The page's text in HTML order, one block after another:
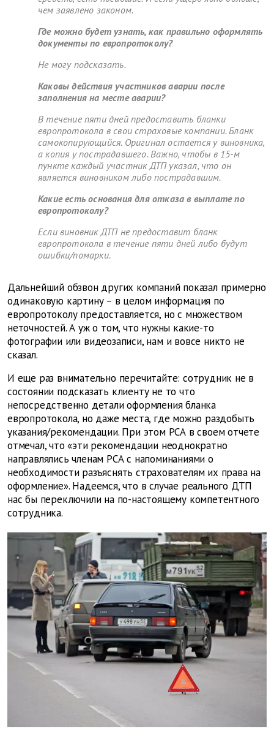
чем заявлено законом.
Где можно будет узнать, как правильно оформлять
документы по европротоколу?
Не могу подсказать.
Каковы действия участников аварии после
заполнения на месте аварии?
В течение пяти дней предоставить бланки
европротокола в свои страховые компании. Бланк
самокопирующийся. Оригинал остается у виновника,
а копия у пострадавшего. Важно, чтобы в 15-м
пункте каждый участник ДТП указал, что он
является виновником либо пострадавшим.
Какие есть основания для отказа в выплате по
европротоколу?
Если виновник ДТП не предоставит бланк
европротокола в течение пяти дней либо будут
ошибки/помарки.
Дальнейший обзвон других компаний показал примерно
одинаковую картину – в целом информация по
европротоколу предоставляется, но с множеством
неточностей. А уж о том, что нужны какие-то
фотографии или видеозаписи, нам и вовсе никто не
сказал.
И еще раз внимательно перечитайте: сотрудник не в
состоянии подсказать клиенту не то что
непосредственно детали оформления бланка
европротокола, но даже места, где можно раздобыть
указания/рекомендации. При этом РСА в своем отчете
отмечал, что «эти рекомендации неоднократно
направлялись членам РСА с напоминаниями о
необходимости разъяснять страхователям их права на
оформление». Надеемся, что в случае реального ДТП
нас бы переключили на по-настоящему компетентного
сотрудника.